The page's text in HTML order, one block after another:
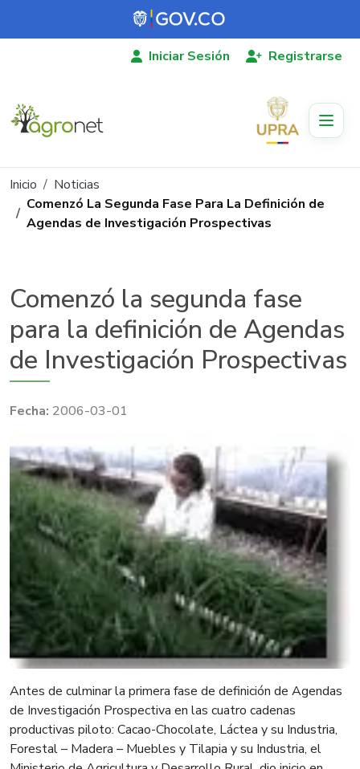
Pasar al contenido principal
Iniciar Sesión Registrarse
Ruta de navegación
Inicio
Noticias
Comenzó La Segunda Fase Para La Definición de
Agendas de Investigación Prospectivas
Comenzó la segunda fase
para la definición de Agendas
de Investigación Prospectivas
2006-03-01
Antes de culminar la primera fase de definición de Agendas
de Investigación Prospectiva en las cuatro cadenas
productivas piloto: Cacao-Chocolate, Láctea y su Industria,
Forestal – Madera – Muebles y Tilapia y su Industria, el